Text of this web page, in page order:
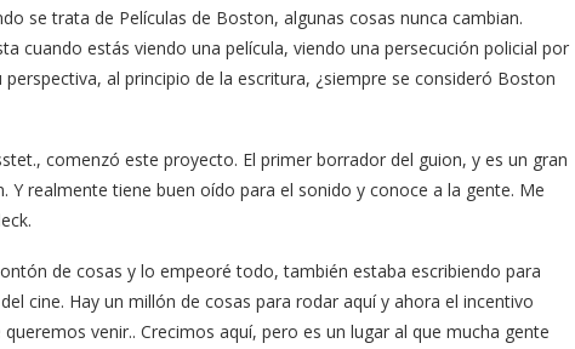
se trata de Películas de Boston, algunas cosas nunca cambian.
cuando estás viendo una película, viendo una persecución policial por
al principio de la escritura, ¿siempre se consideró Boston
comenzó este proyecto. El primer borrador del guion, y es un gran
realmente tiene buen oído para el sonido y conoce a la gente. Me
de cosas y lo empeoré todo, también estaba escribiendo para
cine. Hay un millón de cosas para rodar aquí y ahora el incentivo
venir.. Crecimos aquí, pero es un lugar al que mucha gente